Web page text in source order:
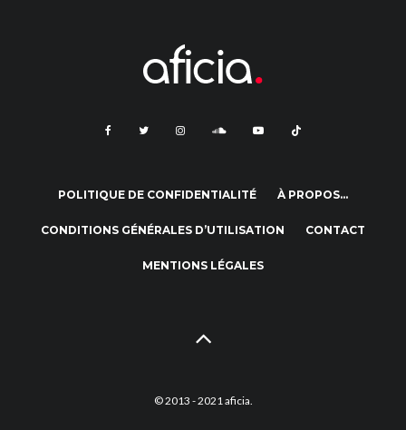
POLITIQUE DE CONFIDENTIALITÉ À PROPOS…
CONDITIONS GÉNÉRALES D’UTILISATION CONTACT
MENTIONS LÉGALES
© 2013 - 2021 aficia.